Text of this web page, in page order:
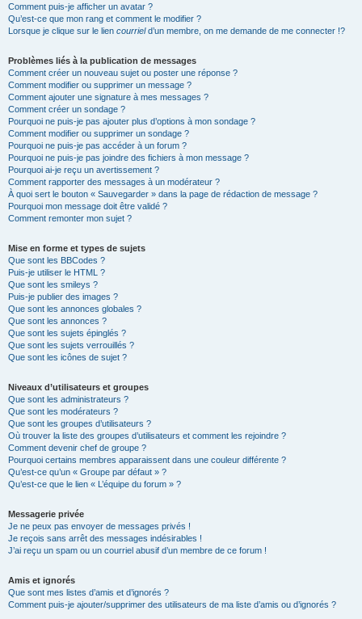
Comment puis-je afficher un avatar ?
Qu’est-ce que mon rang et comment le modifier ?
Lorsque je clique sur le lien courrield’un membre, on me demande de me connecter !?
Problèmes liés à la publication de messages
Comment créer un nouveau sujet ou poster une réponse ?
Comment modifier ou supprimer un message ?
Comment ajouter une signature à mes messages ?
Comment créer un sondage ?
Pourquoi ne puis-je pas ajouter plus d’options à mon sondage ?
Comment modifier ou supprimer un sondage ?
Pourquoi ne puis-je pas accéder à un forum ?
Pourquoi ne puis-je pas joindre des fichiers à mon message ?
Pourquoi ai-je reçu un avertissement ?
Comment rapporter des messages à un modérateur ?
À quoi sert le bouton « Sauvegarder » dans la page de rédaction de message ?
Pourquoi mon message doit être validé ?
Comment remonter mon sujet ?
Mise en forme et types de sujets
Que sont les BBCodes ?
Puis-je utiliser le HTML ?
Que sont les smileys ?
Puis-je publier des images ?
Que sont les annonces globales ?
Que sont les annonces ?
Que sont les sujets épinglés ?
Que sont les sujets verrouillés ?
Que sont les icônes de sujet ?
Niveaux d’utilisateurs et groupes
Que sont les administrateurs ?
Que sont les modérateurs ?
Que sont les groupes d’utilisateurs ?
Où trouver la liste des groupes d’utilisateurs et comment les rejoindre ?
Comment devenir chef de groupe ?
Pourquoi certains membres apparaissent dans une couleur différente ?
Qu’est-ce qu’un « Groupe par défaut » ?
Qu’est-ce que le lien « L’équipe du forum » ?
Messagerie privée
Je ne peux pas envoyer de messages privés !
Je reçois sans arrêt des messages indésirables !
J’ai reçu un spam ou un courriel abusif d’un membre de ce forum !
Amis et ignorés
Que sont mes listes d’amis et d’ignorés ?
Comment puis-je ajouter/supprimer des utilisateurs de ma liste d’amis ou d’ignorés ?